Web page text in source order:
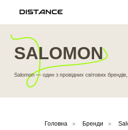
SALOMON
Salomon — один з провідних світових брендів, що
Головна » Бренди »